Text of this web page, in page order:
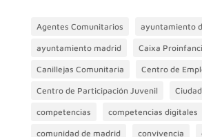
Agentes Comunitarios ayuntamiento
ayuntamiento madrid Caixa
Canillejas Comunitaria Centro de
Centro de Participación Juvenil
competencias competencias digitales
comunidad de madrid convivencia